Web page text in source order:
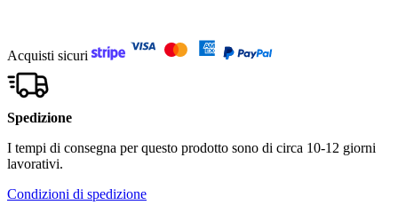
Acquisti sicuri
Spedizione
I tempi di consegna per questo prodotto sono di circa 10-12 giorni
lavorativi.
Condizioni di spedizione